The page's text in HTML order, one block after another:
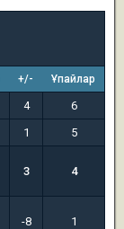
+/- Ұпайлар
4
6
1 5
3 4
-8 1